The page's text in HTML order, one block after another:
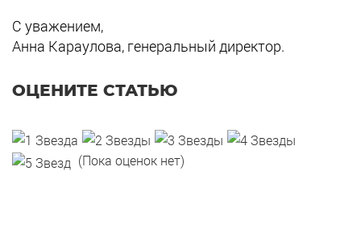
С уважением,
Анна Караулова, генеральный директор.
ОЦЕНИТЕ СТАТЬЮ
(Пока оценок нет)